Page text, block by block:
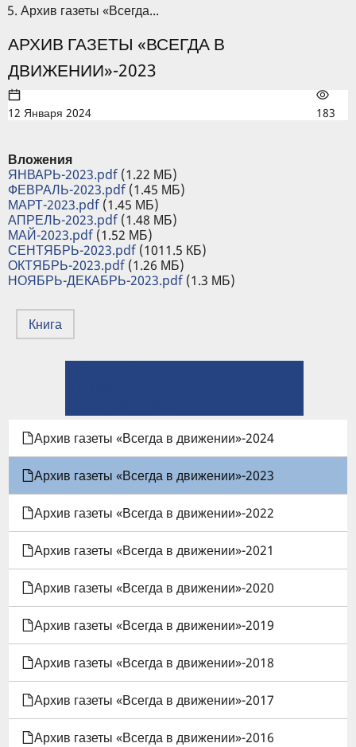
Архив газеты «Всегда...
АРХИВ ГАЗЕТЫ «ВСЕГДА В
ДВИЖЕНИИ»-2023
12 Января 2024 183
Вложения
ЯНВАРЬ-2023.pdf (1.22 МБ)
ФЕВРАЛЬ-2023.pdf (1.45 МБ)
МАРТ-2023.pdf (1.45 МБ)
АПРЕЛЬ-2023.pdf (1.48 МБ)
МАЙ-2023.pdf (1.52 МБ)
СЕНТЯБРЬ-2023.pdf (1011.5 КБ)
ОКТЯБРЬ-2023.pdf (1.26 МБ)
НОЯБРЬ-ДЕКАБРЬ-2023.pdf (1.3 МБ)
Книга
КНИГИ
ДЛЯ
АРХИВ
ГАЗЕТЫ
«ВСЕГДА
В
ДВИЖЕНИИ»-2023
Архив газеты «Всегда в движении»-2024
Архив газеты «Всегда в движении»-2023
Архив газеты «Всегда в движении»-2022
Архив газеты «Всегда в движении»-2021
Архив газеты «Всегда в движении»-2020
Архив газеты «Всегда в движении»-2019
Архив газеты «Всегда в движении»-2018
Архив газеты «Всегда в движении»-2017
Архив газеты «Всегда в движении»-2016